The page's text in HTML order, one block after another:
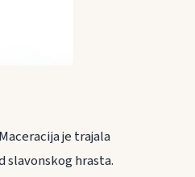
je trajala
slavonskog hrasta.